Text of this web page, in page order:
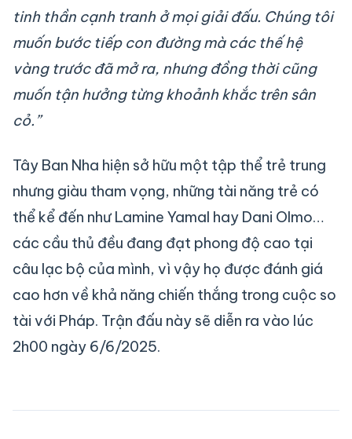
tinh thần cạnh tranh ở mọi giải đấu. Chúng tôi
muốn bước tiếp con đường mà các thế hệ
vàng trước đã mở ra, nhưng đồng thời cũng
muốn tận hưởng từng khoảnh khắc trên sân
cỏ.”
Tây Ban Nha hiện sở hữu một tập thể trẻ trung
nhưng giàu tham vọng, những tài năng trẻ có
thể kể đến như Lamine Yamal hay Dani Olmo…
các cầu thủ đều đang đạt phong độ cao tại
câu lạc bộ của mình, vì vậy họ được đánh giá
cao hơn về khả năng chiến thắng trong cuộc so
tài với Pháp. Trận đấu này sẽ diễn ra vào lúc
2h00 ngày 6/6/2025.